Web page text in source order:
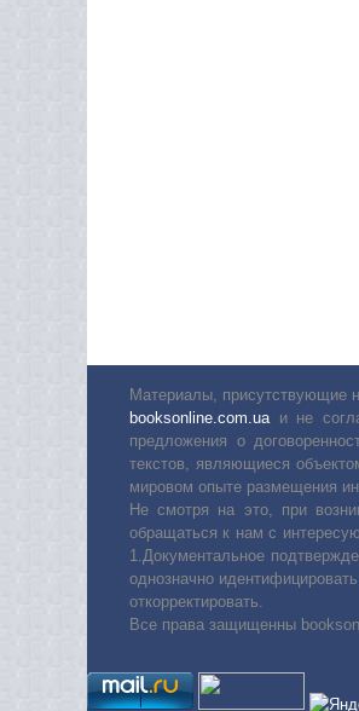
Материалы, присутствующие
booksonline.com.ua и не
предложения о
текстов, являющиеся
мировом опыте размещения
Не смотря на это, при
обращаться к нам с
1.Документальное
однозначно
откорректировать.
Все права защищенны